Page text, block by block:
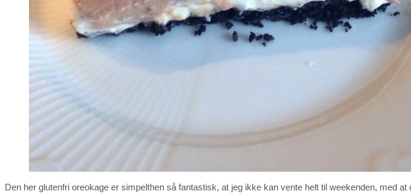
Den her glutenfri oreokage er simpelthen så fantastisk, at jeg ikke kan vente helt til weekenden, med